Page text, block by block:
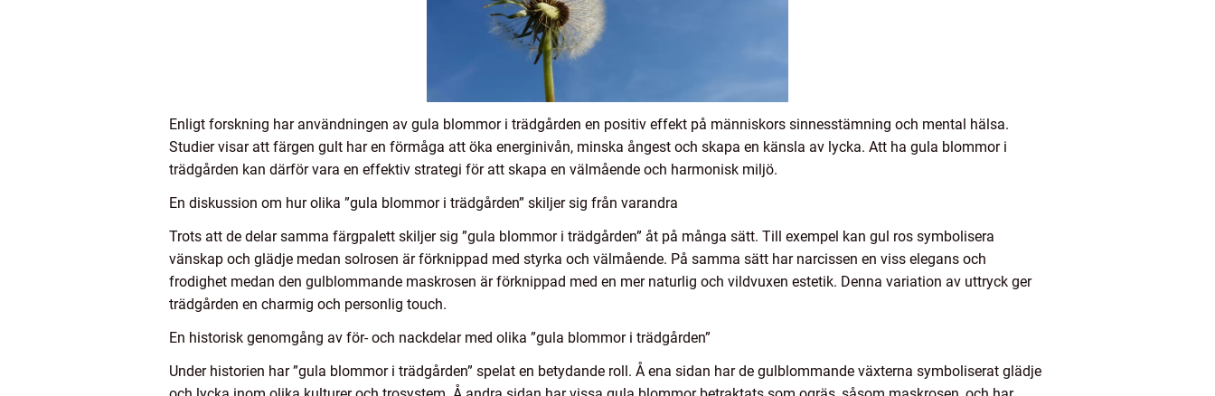
Enligt forskning har användningen av gula blommor i trädgården en positiv effekt på människors sinnesstämning och mental hälsa.
Studier visar att färgen gult har en förmåga att öka energinivån, minska ångest och skapa en känsla av lycka. Att ha gula blommor i
trädgården kan därför vara en effektiv strategi för att skapa en välmående och harmonisk miljö.
En diskussion om hur olika ”gula blommor i trädgården” skiljer sig från varandra
Trots att de delar samma färgpalett skiljer sig ”gula blommor i trädgården” åt på många sätt. Till exempel kan gul ros symbolisera
vänskap och glädje medan solrosen är förknippad med styrka och välmående. På samma sätt har narcissen en viss elegans och
frodighet medan den gulblommande maskrosen är förknippad med en mer naturlig och vildvuxen estetik. Denna variation av uttryck ger
trädgården en charmig och personlig touch.
En historisk genomgång av för- och nackdelar med olika ”gula blommor i trädgården”
Under historien har ”gula blommor i trädgården” spelat en betydande roll. Å ena sidan har de gulblommande växterna symboliserat glädje